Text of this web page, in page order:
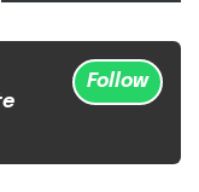
Follow